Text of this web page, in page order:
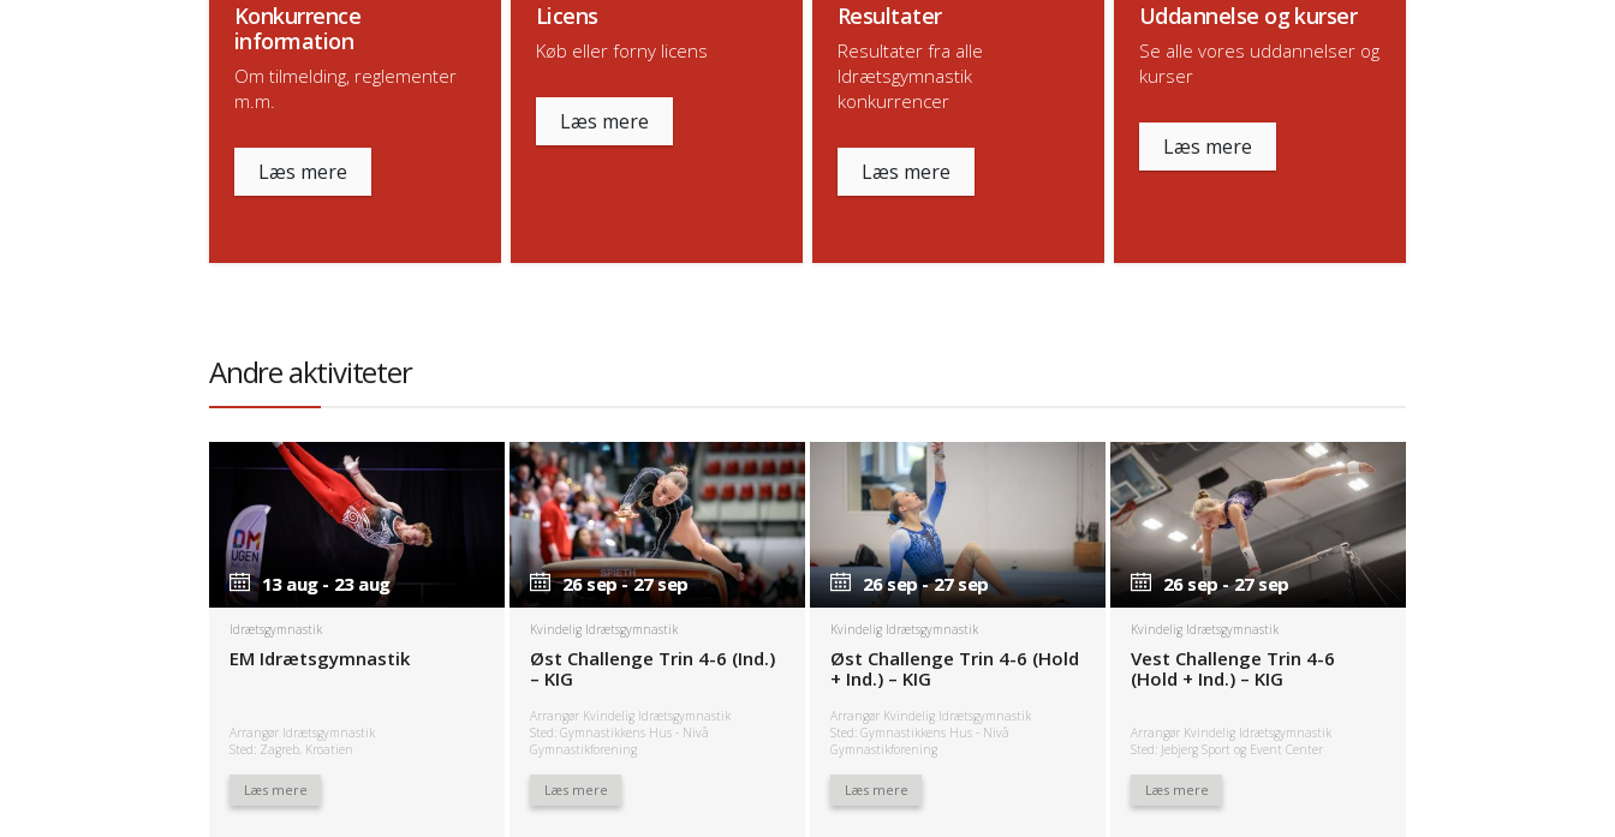
Konkurrence
information
Om tilmelding, reglementer
m.m.
Læs mere
Licens
Køb eller forny licens
Læs mere
Resultater
Resultater fra alle
Idrætsgymnastik
konkurrencer
Læs mere
Uddannelse og kurser
Se alle vores uddannelser og
kurser
Læs mere
Andre aktiviteter
13 aug - 23 aug
13 aug - 23 aug
Idrætsgymnastik
EM Idrætsgymnastik
Arrangør Idrætsgymnastik
Sted: Zagreb, Kroatien
Læs mere
26 sep - 27 sep
26 sep - 27 sep
Kvindelig Idrætsgymnastik
Øst Challenge Trin 4-6 (Ind.)
– KIG
Arrangør Kvindelig Idrætsgymnastik
Sted: Gymnastikkens Hus - Nivå
Gymnastikforening
Læs mere
26 sep - 27 sep
26 sep - 27 sep
Kvindelig Idrætsgymnastik
Øst Challenge Trin 4-6 (Hold
+ Ind.) – KIG
Arrangør Kvindelig Idrætsgymnastik
Sted: Gymnastikkens Hus - Nivå
Gymnastikforening
Læs mere
26 sep - 27 sep
26 sep - 27 sep
Kvindelig Idrætsgymnastik
Vest Challenge Trin 4-6
(Hold + Ind.) – KIG
Arrangør Kvindelig Idrætsgymnastik
Sted: Jebjerg Sport og Event Center
Læs mere